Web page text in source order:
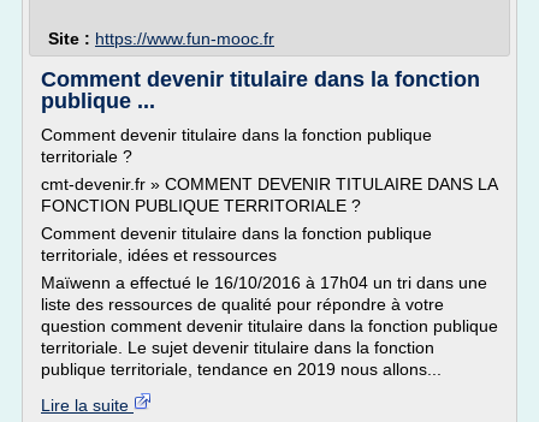
Site : https://www.fun-mooc.fr
Comment devenir titulaire dans la fonction
publique ...
Comment devenir titulaire dans la fonction publique
territoriale ?
cmt-devenir.fr » COMMENT DEVENIR TITULAIRE DANS LA
FONCTION PUBLIQUE TERRITORIALE ?
Comment devenir titulaire dans la fonction publique
territoriale, idées et ressources
Maïwenn a effectué le 16/10/2016 à 17h04 un tri dans une
liste des ressources de qualité pour répondre à votre
question comment devenir titulaire dans la fonction publique
territoriale. Le sujet devenir titulaire dans la fonction
publique territoriale, tendance en 2019 nous allons...
Lire la suite